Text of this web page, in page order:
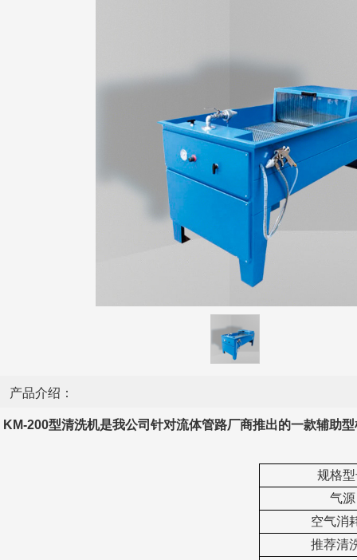
产品介绍：
KM-200型清洗机是我公司针对流体管路厂商推出的一款辅助
规格
气源
空气消
推荐清